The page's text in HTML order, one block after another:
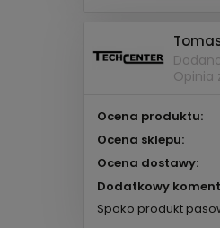
Opinia
Ocena produktu:
Ocena sklepu:
Ocena dostawy:
Dodatkowy
Spoko produkt